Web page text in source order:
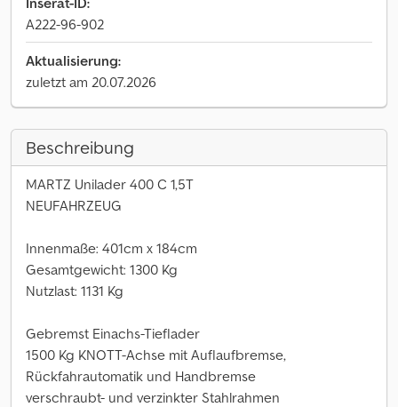
A222-96-902
Aktualisierung:
zuletzt am 20.07.2026
Beschreibung
MARTZ Unilader 400 C 1,5T
NEUFAHRZEUG
Innenmaße: 401cm x 184cm
Gesamtgewicht: 1300 Kg
Nutzlast: 1131 Kg
Gebremst Einachs-Tieflader
1500 Kg KNOTT-Achse mit Auflaufbremse,
Rückfahrautomatik und Handbremse
verschraubt- und verzinkter Stahlrahmen